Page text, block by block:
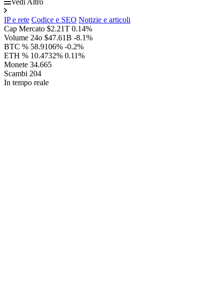
Vedi Altro
IP e rete Codice e SEO Notizie e articoli
Cap Mercato $2.21T 0.14%
Volume 24o $47.61B -8.1%
BTC % 58.9106% -0.2%
ETH % 10.4732% 0.11%
Monete 34.665
Scambi 204
In tempo reale